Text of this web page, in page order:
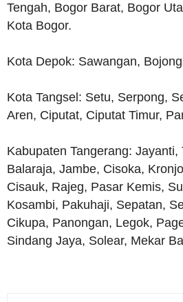
Tengah, Bogor Barat, Bogor
Kota Bogor.
Kota Depok: Sawangan,
Kota Tangsel: Setu, Serpong,
Aren, Ciputat, Ciputat Timur,
Kabupaten Tangerang: Jayanti,
Balaraja, Jambe, Cisoka,
Cisauk, Rajeg, Pasar Kemis,
Kosambi, Pakuhaji, Sepatan,
Cikupa, Panongan, Legok,
Sindang Jaya, Solear, Mekar